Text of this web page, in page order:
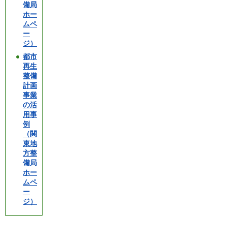
備局
ホー
ムペ
ー
ジ）
都市
再生
整備
計画
事業
の活
用事
例
（関
東地
方整
備局
ホー
ムペ
ー
ジ）